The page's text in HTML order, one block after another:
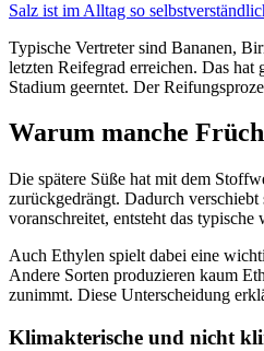
Salz ist im Alltag so
Typische Vertreter sind Bananen,
letzten Reifegrad erreichen. Das
Stadium geerntet. Der
Warum manche
Die spätere Süße hat mit dem
zurückgedrängt. Dadurch
voranschreitet, entsteht das typische
Auch Ethylen spielt dabei eine
Andere Sorten produzieren kaum
zunimmt. Diese Unterscheidung
Klimakterische und nicht